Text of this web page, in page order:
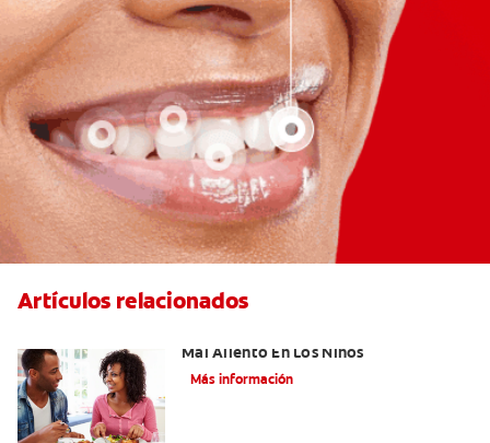
Artículos relacionados
Mal Aliento En Los Niños
Más información